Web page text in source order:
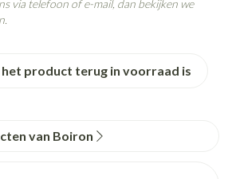
product terug in voorraad is
via telefoon of e-mail, dan bekijken we
van Boiron